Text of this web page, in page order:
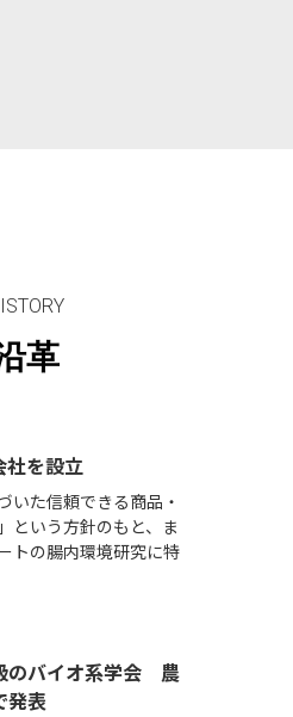
革
社を設立
いた信頼できる商品・
という方針のもと、ま
トの腸内環境研究に特
のバイオ系学会 農
発表